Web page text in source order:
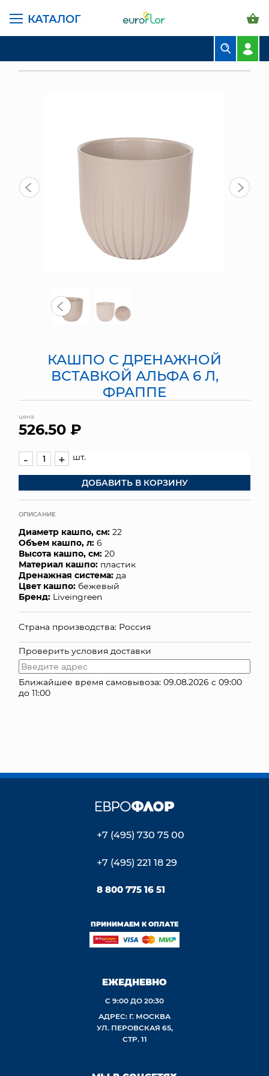
КАТАЛОГ
КОМНАТНЫЕ РАСТЕНИЯ
ПРЕДМЕТЫ ИНТЕРЬЕРА
КОРЗИНЫ
СУНДУКИ
ИСКУССТВЕННЫЕ ЦВЕТЫ
ТОРГОВЫЙ ЦЕНТР
ОПТОВЫМ КЛИЕНТАМ
ДОСТАВКА И ОПЛАТА
КОНТАКТЫ
ГЛАВНАЯ СТРАНИЦА КАТАЛОГ
ГОРШКИ И КАШПО
КАШПО С ДРЕНАЖНОЙ
ВСТАВКОЙ АЛЬФА 6 Л,
ФРАППЕ
цена
526.50 ₽
- + шт.
ДОБАВИТЬ В КОРЗИНУ
ОПИСАНИЕ
Диаметр кашпо, см: 22
Объем кашпо, л: 6
Высота кашпо, см: 20
Материал кашпо: пластик
Дренажная система: да
Цвет кашпо: бежевый
Бренд: Liveingreen
Страна производства: Россия
Проверить условия доставки
Ближайшее время самовывоза: 09.08.2026 с 09:00
до 11:00
+7 (495) 730 75 00
+7 (495) 221 18 29
8 800 775 16 51
ПРИНИМАЕМ К ОПЛАТЕ
ЕЖЕДНЕВНО
С 9:00 ДО 20:30
АДРЕС: Г. МОСКВА
УЛ. ПЕРОВСКАЯ 65,
СТР. 11